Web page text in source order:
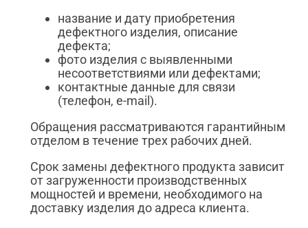
название и дату приобретения
дефектного изделия, описание
дефекта;
фото изделия с выявленными
несоответствиями или дефектами;
контактные данные для связи
(телефон, e-mail).
Обращения рассматриваются гарантийным
отделом в течение трех рабочих дней.
Срок замены дефектного продукта зависит
от загруженности производственных
мощностей и времени, необходимого на
доставку изделия до адреса клиента.